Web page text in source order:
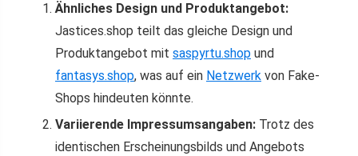
Ähnliches Design und Produktangebot:
Jastices.shop teilt das gleiche Design und
Produktangebot mit saspyrtu.shop und
fantasys.shop, was auf ein Netzwerk von Fake-
Shops hindeuten könnte.
Variierende Impressumsangaben: Trotz des
identischen Erscheinungsbilds und Angebots